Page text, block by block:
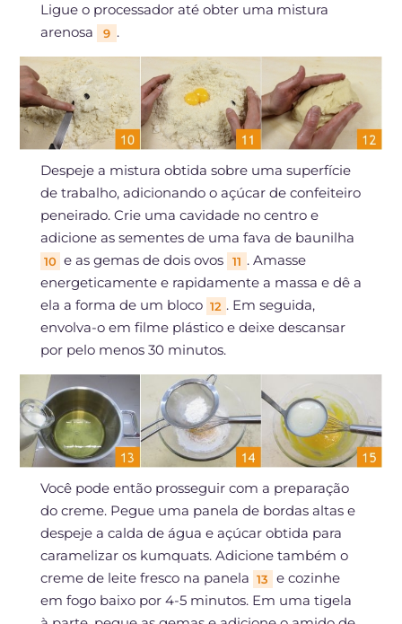
Ligue o processador até obter uma mistura
arenosa
9 .
Despeje a mistura obtida sobre uma superfície
de trabalho, adicionando o açúcar de confeiteiro
peneirado. Crie uma cavidade no centro e
adicione as sementes de uma fava de baunilha
10 e as gemas de dois ovos 11 . Amasse
energeticamente e rapidamente a massa e dê a
ela a forma de um bloco 12 . Em seguida,
envolva-o em filme plástico e deixe descansar
por pelo menos 30 minutos.
Você pode então prosseguir com a preparação
do creme. Pegue uma panela de bordas altas e
despeje a calda de água e açúcar obtida para
caramelizar os kumquats. Adicione também o
creme de leite fresco na panela 13
e cozinhe
em fogo baixo por 4-5 minutos. Em uma tigela